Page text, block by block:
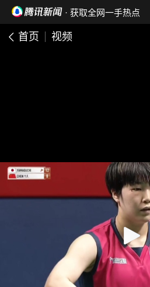
· 获取全网一手热点
首页 视频